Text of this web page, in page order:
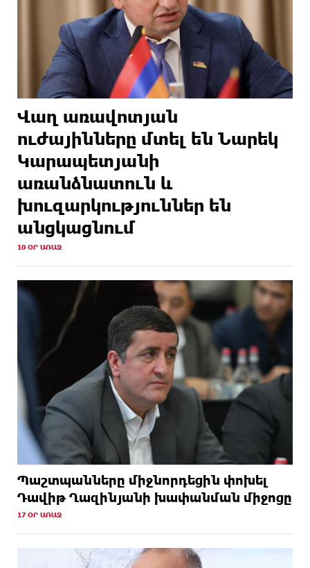
Վաղ առավոտյան
ուժայինները մտել են Նարեկ
Կարապետյանի
առանձնատուն և
խուզարկություններ են
անցկացնում
10 ՕՐ ԱՌԱՋ
Պաշտպանները միջնորդեցին փոխել
Դավիթ Ղազինյանի խափանման միջոցը
17 ՕՐ ԱՌԱՋ